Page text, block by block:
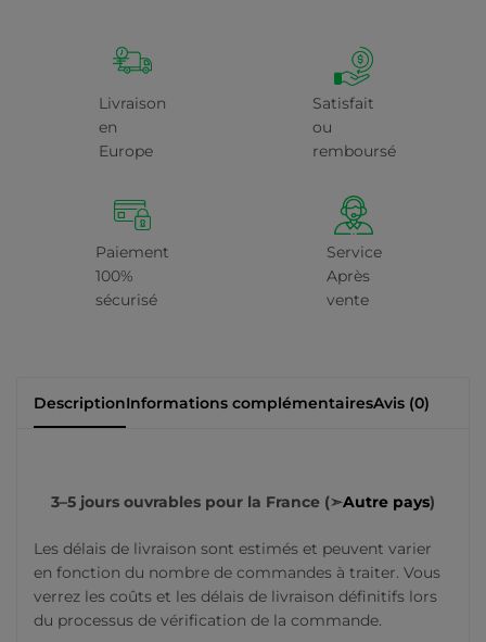
Livraison
en
Europe
Satisfait
ou
remboursé
Paiement
100%
sécurisé
Service
Après
vente
DescriptionInformations complémentairesAvis (0)
3–5 jours ouvrables pour la France (➣Autre pays)
Les délais de livraison sont estimés et peuvent varier
en fonction du nombre de commandes à traiter. Vous
verrez les coûts et les délais de livraison définitifs lors
du processus de vérification de la commande.